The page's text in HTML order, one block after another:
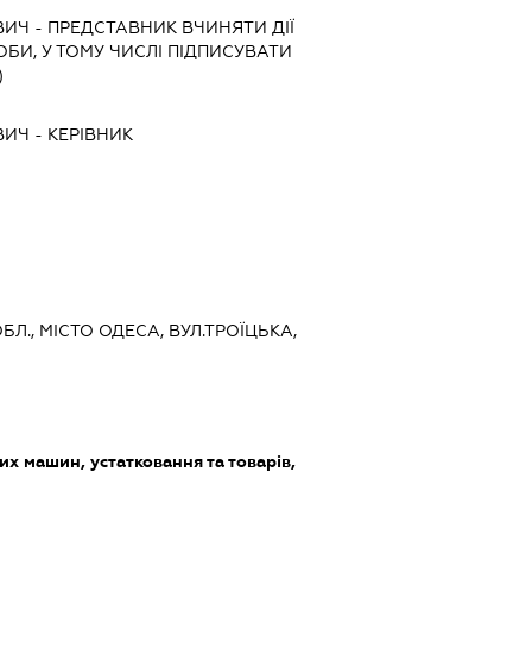
- ПРЕДСТАВНИК ВЧИНЯТИ ДІЇ
У ТОМУ ЧИСЛІ ПІДПИСУВАТИ
- КЕРІВНИК
МІСТО ОДЕСА, ВУЛ.ТРОЇЦЬКА,
машин, устатковання та товарів,